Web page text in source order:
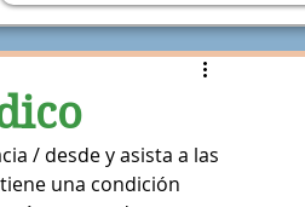
/ desde y asista a las
una condición